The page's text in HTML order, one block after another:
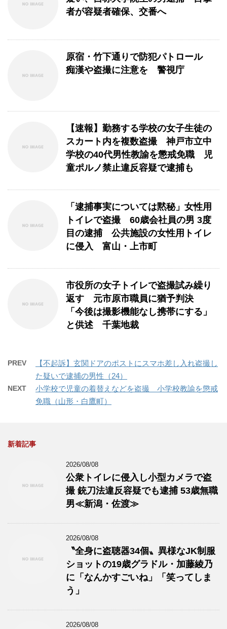
者が容疑者確保、交番へ
原宿・竹下通りで防犯パトロール
痴漢や盗撮に注意を 警視庁
【速報】勤務する学校の女子生徒の
スカート内を複数盗撮 神戸市立中
学校の40代男性教諭を懲戒免職 児
童ポルノ禁止違反容疑で逮捕も
「逮捕事実については黙秘」女性用
トイレで盗撮 60歳会社員の男 3度
目の逮捕 公共施設の女性用トイレ
に侵入 富山・上市町
市役所の女子トイレで盗撮試み繰り
返す 元市原市職員に猶予判決
「今後は撮影機能なし携帯にする」
と供述 千葉地裁
PREV
【不起訴】玄関ドアのポストにスマホ差し入れ盗撮し
た疑いで逮捕の男性（24）
NEXT
小学校で児童の着替えなどを盗撮 小学校教諭を懲戒
免職（山形・白鷹町）
新着記事
2026/08/08
公衆トイレに侵入し小型カメラで盗
撮 銃刀法違反容疑でも逮捕 53歳無職
男≪新潟・佐渡≫
2026/08/08
〝全身に盗聴器34個〟異様なJK制服
ショットの19歳グラドル・加藤綾乃
に「なんかすごいね」「笑ってしま
う」
2026/08/08